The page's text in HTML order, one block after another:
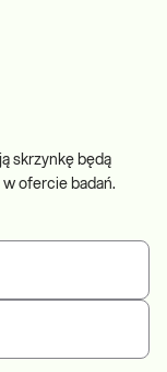
skrzynkę będą
ofercie badań.